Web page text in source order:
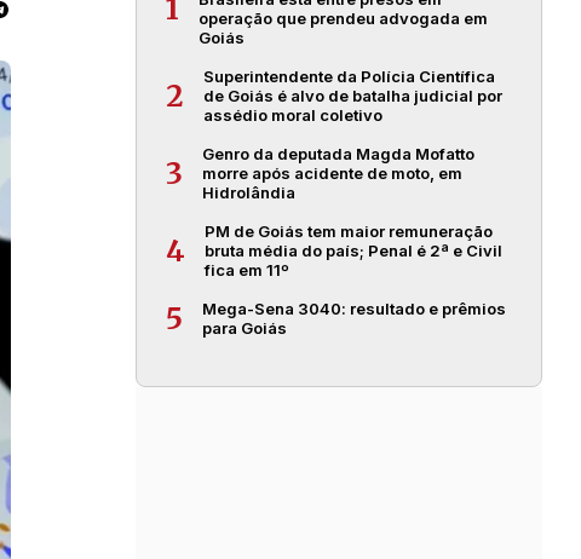
1
operação que prendeu advogada em
Goiás
2
Superintendente da Polícia Científica
de Goiás é alvo de batalha judicial por
assédio moral coletivo
3
Genro da deputada Magda Mofatto
morre após acidente de moto, em
Hidrolândia
4
PM de Goiás tem maior remuneração
bruta média do país; Penal é 2ª e Civil
fica em 11º
5
Mega-Sena 3040: resultado e prêmios
para Goiás